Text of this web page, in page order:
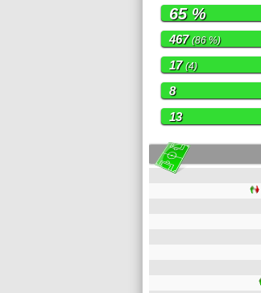
65 %
467(86 %)
17(4)
8
13